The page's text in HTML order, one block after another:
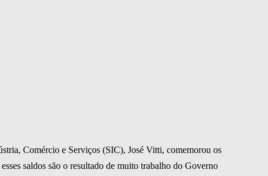
Comércio e Serviços (SIC), José Vitti, comemorou os
saldos são o resultado de muito trabalho do Governo